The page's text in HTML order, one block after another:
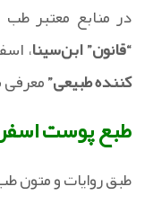
در منابع معتبر
“قانون” ابن‌سینا،
کننده طبیعی”
طبع پوست
طبق روایات و متون